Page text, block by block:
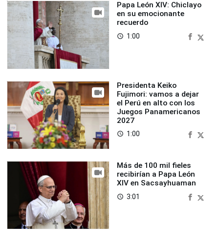
Papa León XIV: Chiclayo
en su emocionante
recuerdo
access_time 1:00
Presidenta Keiko
Fujimori: vamos a dejar
el Perú en alto con los
Juegos Panamericanos
2027
access_time 1:00
Más de 100 mil fieles
recibirían a Papa León
XIV en Sacsayhuaman
access_time 3:01